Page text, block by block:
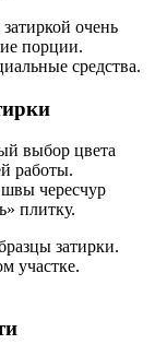
очень
порции.
средства.
выбор цвета
работы.
чересчур
плитку.
затирки.
участке.